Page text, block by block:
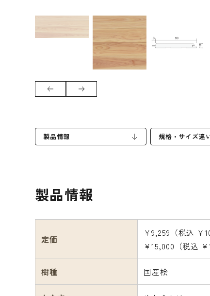
製品情報 規格・サイズ違
製品情報
定価
¥9,259（税込
¥15,000（税込
樹種 国産桧